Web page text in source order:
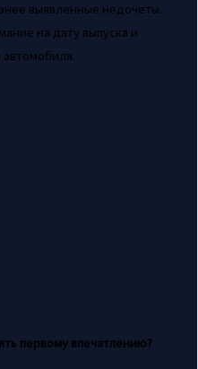
выявленные недочеты.
на дату выпуска и
первому впечатлению?